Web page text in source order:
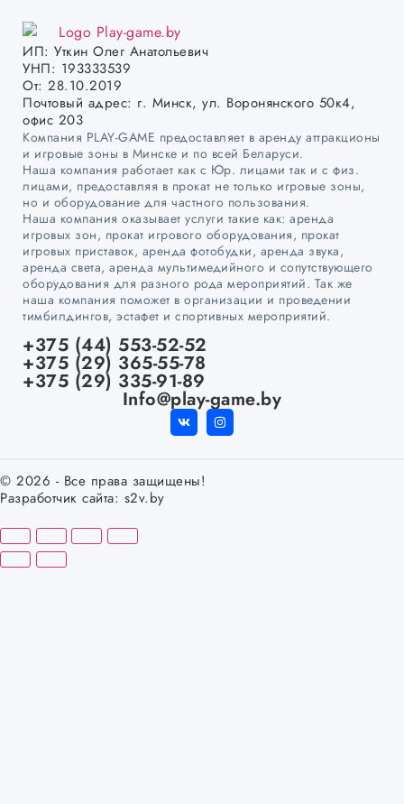
ИП: Уткин Олег Анатольевич
УНП: 193333539
От: 28.10.2019
Почтовый адрес: г. Минск, ул. Воронянского 50к4,
офис 203
Компания PLAY-GAME предоставляет в аренду аттракционы
и игровые зоны в Минске и по всей Беларуси.
Наша компания работает как с Юр. лицами так и с физ.
лицами, предоставляя в прокат не только игровые зоны,
но и оборудование для частного пользования.
Наша компания оказывает услуги такие как: аренда
игровых зон, прокат игрового оборудования, прокат
игровых приставок, аренда фотобудки, аренда звука,
аренда света, аренда мультимедийного и сопутствующего
оборудования для разного рода мероприятий. Так же
наша компания поможет в организации и проведении
тимбилдингов, эстафет и спортивных мероприятий.
+375 (44) 553-52-52
+375 (29) 365-55-78
+375 (29) 335-91-89
Info@play-game.by
© 2026 - Все права защищены!
Разработчик сайта: s2v.by